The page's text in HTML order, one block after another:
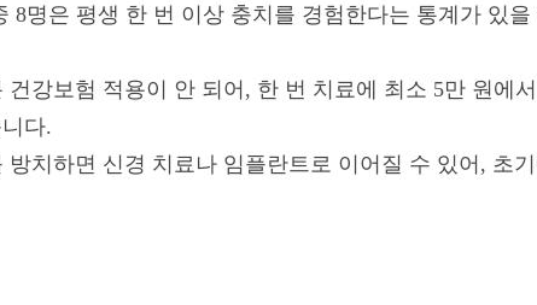
8명은 평생 한 번 이상 충치를 경험한다는 통계가 있
건강보험 적용이 안 되어, 한 번 치료에 최소 5만 원에
다.
방치하면 신경 치료나 임플란트로 이어질 수 있어, 초